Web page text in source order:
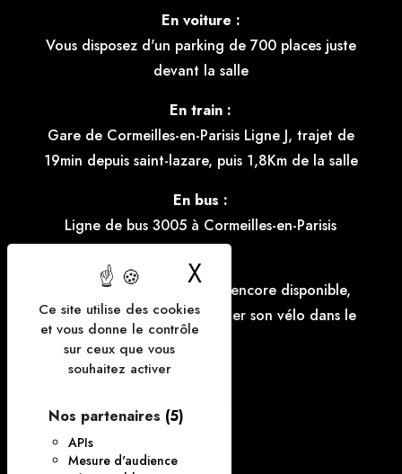
Ce site utilise des cookies
et vous donne le contrôle
sur ceux que vous
souhaitez activer
Nos partenaires (5)
APIs
Mesure d'audience
X Masquer le
En voiture :
Vous disposez d'un parking de 700 places juste
devant la salle
En train :
Gare de Cormeilles-en-Parisis Ligne J, trajet de
19min depuis saint-lazare, puis 1,8Km de la salle
En bus :
Ligne de bus 3005 à Cormeilles-en-Parisis
Vélo :
Le parking à vélo n'est pas encore disponible,
mais il est possible d'accrocher son vélo dans le
parking.